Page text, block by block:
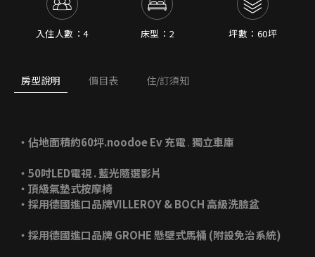
入住人數：4 床型：2 坪數：60坪
房型說明 價目表 住/訂須知
‧佔地面積約60坪.noodoe Ev 充電 .獨立車庫
‧50吋LED電視 . 藍光隨選影片
‧頂級氣墊式按摩椅
‧採用德國進口品牌VILLEROY & BOCH 高級洗臉盆
‧採用德國進口品牌 GROHE 懸壁式馬桶 (附設免治系統)